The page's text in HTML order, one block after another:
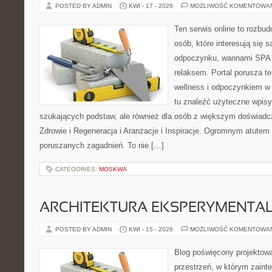
POSTED BY ADMIN KWI - 17 - 2026 MOŻLIWOŚĆ
Ten serwis online to
osób, które interesują się
odpoczynku, wannami
relaksem. Portal porusza
wellness i odpoczynkiem
tu znaleźć użyteczne
szukających podstaw, ale również dla osób z większym
Zdrowie i Regeneracja i Aranżacje i Inspiracje. Ogromnym
poruszanych zagadnień. To nie […]
CATEGORIES: MOSKWA
ARCHITEKTURA
POSTED BY ADMIN KWI - 15 - 2026 MOŻLIWOŚĆ
Blog poświęcony
przestrzeń, w którym